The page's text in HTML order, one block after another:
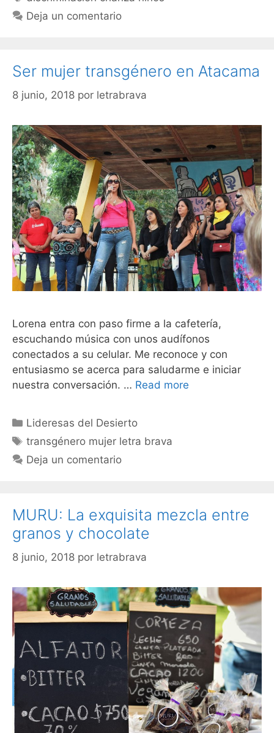
Deja un comentario
Ser mujer transgénero en Atacama
8 junio, 2018 por letrabrava
Lorena entra con paso firme a la cafetería,
escuchando música con unos audífonos
conectados a su celular. Me reconoce y con
entusiasmo se acerca para saludarme e iniciar
nuestra conversación. … Read more
Lideresas del Desierto
transgénero mujer letra brava
Deja un comentario
MURU: La exquisita mezcla entre
granos y chocolate
8 junio, 2018 por letrabrava